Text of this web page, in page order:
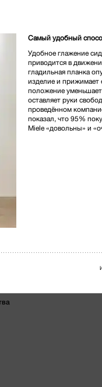
* Розничная цена
Самый удобный
Удобное глажение
приводится в
гладильная планка
изделие и прижимает
положение уменьшает
оставляет руки
проведённом
показал, что 95%
Miele «довольны» и